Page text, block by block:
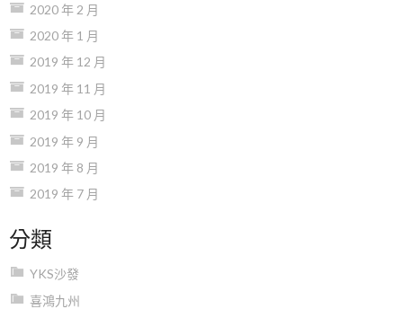
2020 年 2 月
2020 年 1 月
2019 年 12 月
2019 年 11 月
2019 年 10 月
2019 年 9 月
2019 年 8 月
2019 年 7 月
分類
YKS沙發
喜鴻九州